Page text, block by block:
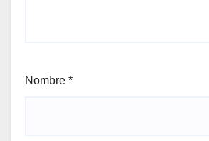
Nombre *